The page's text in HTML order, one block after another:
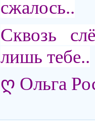
сжалось..
Сквозь
лишь тебе..
ღ Ольга